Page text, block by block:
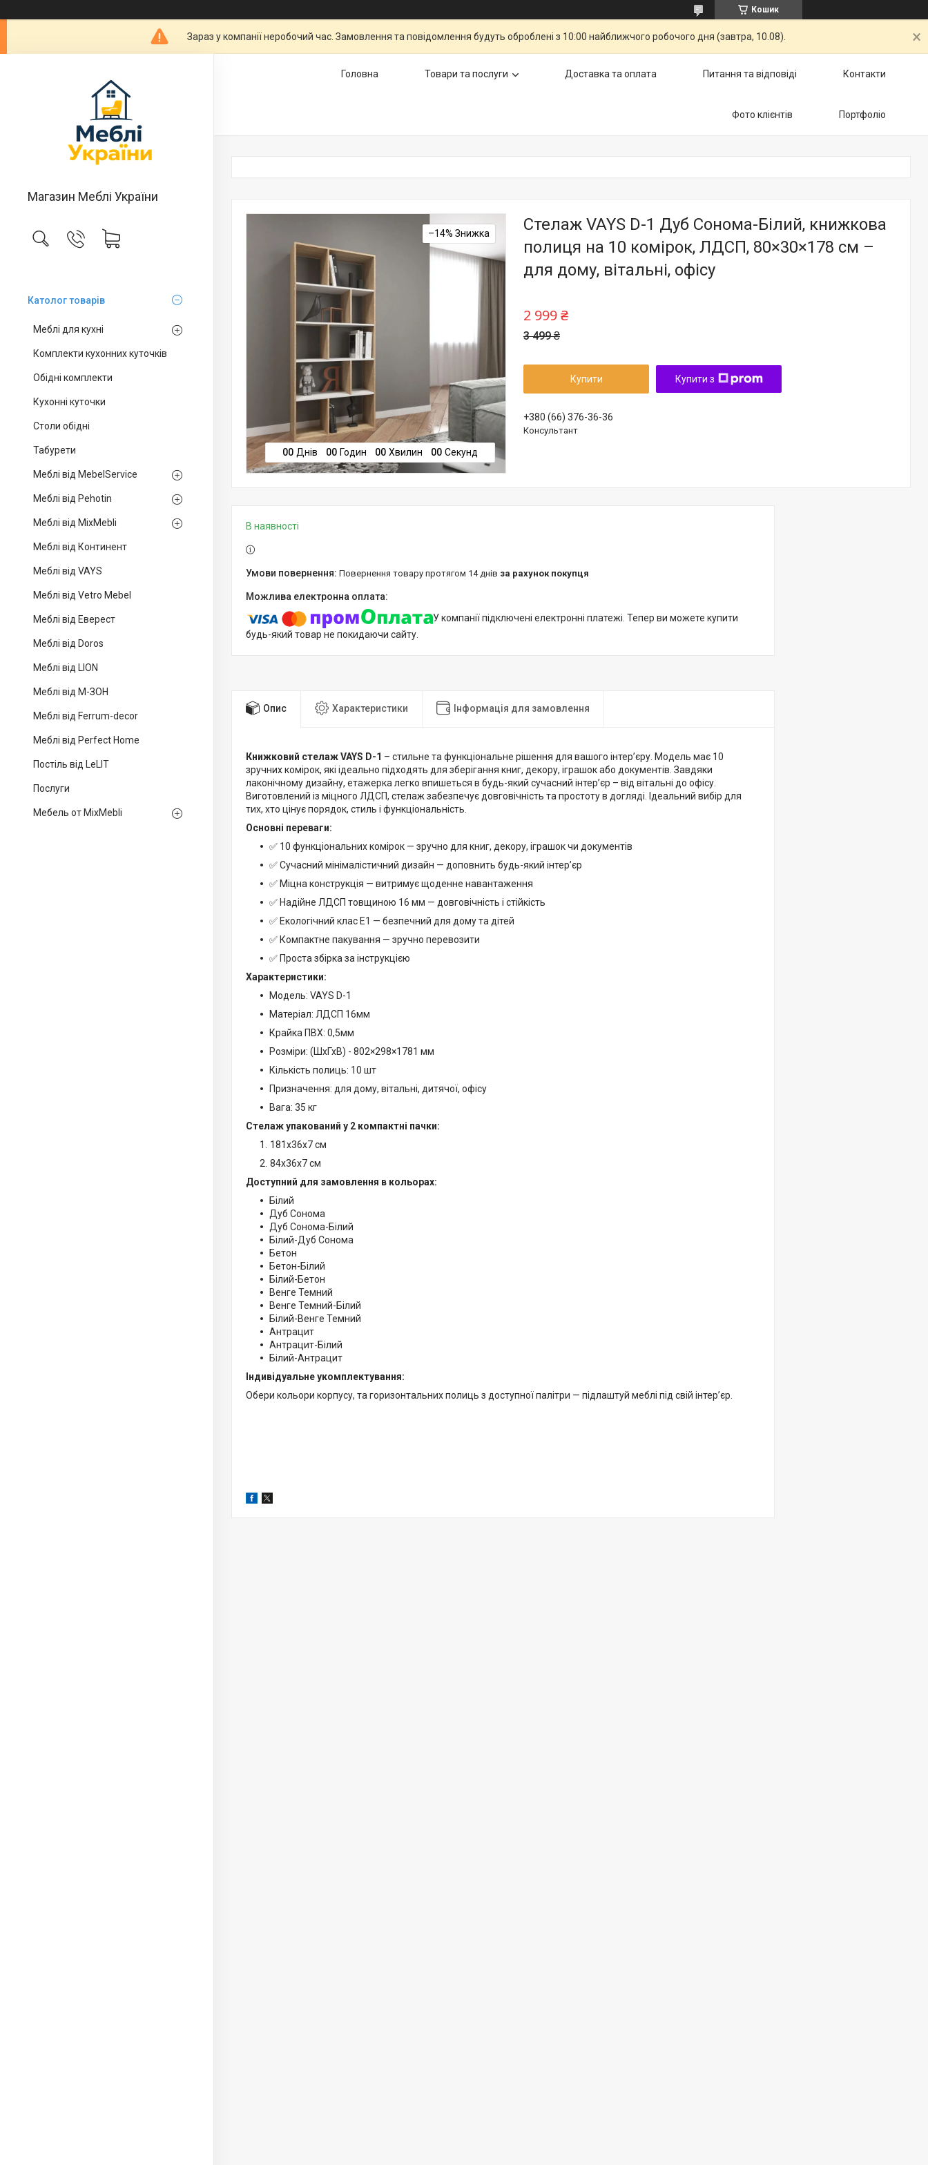
Кошик
Зараз у компанії неробочий час. Замовлення та повідомлення будуть оброблені з 10:00 найближчого робочого дня (завтра, 10.08).
Магазин Меблі України
Католог товарів
Меблі для кухні
Комплекти кухонних куточків
Обідні комплекти
Кухонні куточки
Столи обідні
Табурети
Меблі від MebelService
Меблі від Pehotin
Меблі від MixMebli
Меблі від Континент
Меблі від VAYS
Меблі від Vetro Mebel
Меблі від Еверест
Меблі від Doros
Меблі від LION
Меблі від М-ЗОН
Меблі від Ferrum-decor
Меблі від Perfect Home
Постіль від LeLIT
Послуги
Мебель от MixMebli
Головна Товари та послуги Доставка та оплата Питання та відповіді Контакти
Фото клієнтів Портфоліо
–14%
00 Днів 00 Годин 00 Хвилин 00 Секунд
Стелаж VAYS D-1 Дуб Сонома-Білий, книжкова
полиця на 10 комірок, ЛДСП, 80×30×178 см –
для дому, вітальні, офісу
3 499 ₴
2 999 ₴
Купити Купити з
+380 (66) 376-36-36
Консультант
В наявності
повернення товару протягом 14 днів за рахунок покупця
У компанії підключені електронні платежі. Тепер ви можете купити
будь-який товар не покидаючи сайту.
Опис Характеристики Інформація для замовлення
Книжковий стелаж VAYS D-1 – стильне та функціональне рішення для вашого інтер’єру. Модель має 10
зручних комірок, які ідеально підходять для зберігання книг, декору, іграшок або документів. Завдяки
лаконічному дизайну, етажерка легко впишеться в будь-який сучасний інтер’єр – від вітальні до офісу.
Виготовлений із міцного ЛДСП, стелаж забезпечує довговічність та простоту в догляді. Ідеальний вибір для
тих, хто цінує порядок, стиль і функціональність.
Основні переваги:
✅ 10 функціональних комірок — зручно для книг, декору, іграшок чи документів
✅ Сучасний мінімалістичний дизайн — доповнить будь-який інтер’єр
✅ Міцна конструкція — витримує щоденне навантаження
✅ Надійне ЛДСП товщиною 16 мм — довговічність і стійкість
✅ Екологічний клас Е1 — безпечний для дому та дітей
✅ Компактне пакування — зручно перевозити
✅ Проста збірка за інструкцією
Характеристики:
Модель: VAYS D-1
Матеріал: ЛДСП 16мм
Крайка ПВХ: 0,5мм
Розміри: (ШхГхВ) - 802×298×1781 мм
Кількість полиць: 10 шт
Призначення: для дому, вітальні, дитячої, офісу
Вага: 35 кг
Стелаж упакований у 2 компактні пачки:
181х36х7 см
84х36х7 см
Доступний для замовлення в кольорах:
Білий
Дуб Сонома
Дуб Сонома-Білий
Білий-Дуб Сонома
Бетон
Бетон-Білий
Білий-Бетон
Венге Темний
Венге Темний-Білий
Білий-Венге Темний
Антрацит
Антрацит-Білий
Білий-Антрацит
Індивідуальне укомплектування:
Обери кольори корпусу, та горизонтальних полиць з доступної палітри — підлаштуй меблі під свій інтер’єр.